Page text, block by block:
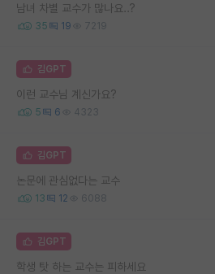
남녀 차별 교수가 많나요..?
35 19 7219
김GPT
이런 교수님 계신가요?
5 6 4323
김GPT
논문에 관심없다는 교수
13 12 6088
김GPT
학생 탓 하는 교수는 피하세요